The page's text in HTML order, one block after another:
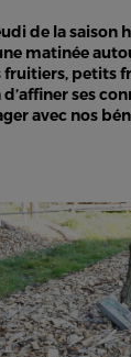
de la saison
matinée
fruitiers, petits
ses
avec nos